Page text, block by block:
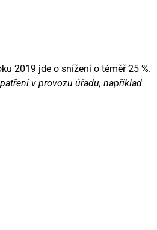
2019 jde o snížení o téměř 25 %.
v provozu úřadu, například